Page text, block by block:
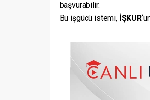
başvurabilir.
Bu işgücü istemi, İŞKUR
MUT